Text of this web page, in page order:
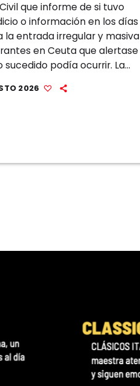
que informe de si tuvo
o información en los días
la entrada irregular y masiva
en Ceuta que alertase
sucedido podía ocurrir. La
Tardón ha dado el paso a
2026